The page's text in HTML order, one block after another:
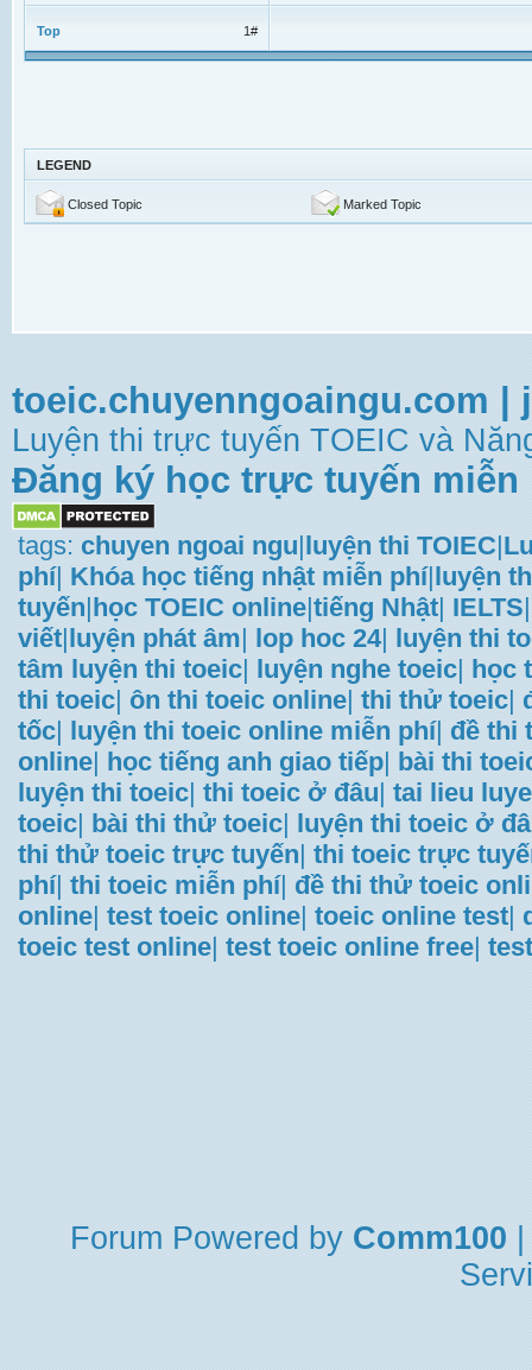
Top 1#
LEGEND
Closed Topic Marked Topic
toeic.chuyenngoaingu.com
Luyện thi trực tuyến TOEIC và
Đăng ký học trực tuyến miễn
tags: chuyen ngoai ngu|luyện thi TOIEC|
phí| Khóa học tiếng nhật miễn phí|luyện
tuyến|học TOEIC online|tiếng Nhật| IELTS|
viết|luyện phát âm| lop hoc 24| luyện thi
tâm luyện thi toeic| luyện nghe toeic| học
thi toeic| ôn thi toeic online| thi thử toeic|
tốc| luyện thi toeic online miễn phí| đề thi
online| học tiếng anh giao tiếp| bài thi
luyện thi toeic| thi toeic ở đâu| tai lieu
toeic| bài thi thử toeic| luyện thi toeic ở
thi thử toeic trực tuyến| thi toeic trực
phí| thi toeic miễn phí| đề thi thử toeic
online| test toeic online| toeic online test|
toeic test online| test toeic online free|
Forum Powered by Comm100